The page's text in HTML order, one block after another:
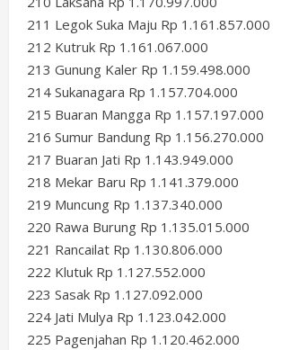
211 Legok Suka Maju Rp 1.161.857.000
212 Kutruk Rp 1.161.067.000
213 Gunung Kaler Rp 1.159.498.000
214 Sukanagara Rp 1.157.704.000
215 Buaran Mangga Rp 1.157.197.000
216 Sumur Bandung Rp 1.156.270.000
217 Buaran Jati Rp 1.143.949.000
218 Mekar Baru Rp 1.141.379.000
219 Muncung Rp 1.137.340.000
220 Rawa Burung Rp 1.135.015.000
221 Rancailat Rp 1.130.806.000
222 Klutuk Rp 1.127.552.000
223 Sasak Rp 1.127.092.000
224 Jati Mulya Rp 1.123.042.000
225 Pagenjahan Rp 1.120.462.000